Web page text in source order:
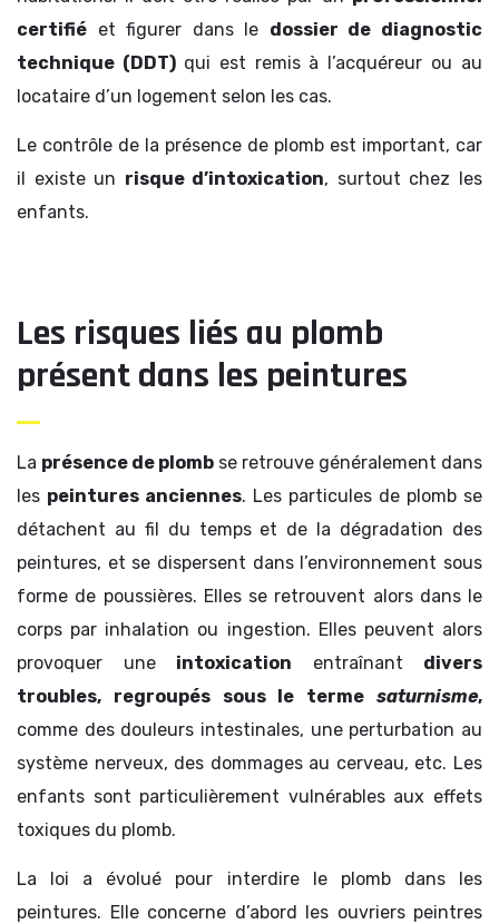
certifié et figurer dans le dossier de diagnostic
technique (DDT) qui est remis à l’acquéreur ou au
locataire d’un logement selon les cas.
Le contrôle de la présence de plomb est important, car
il existe un risque d’intoxication, surtout chez les
enfants.
Les risques liés au plomb
présent dans les peintures
La présence de plomb se retrouve généralement dans
les peintures anciennes. Les particules de plomb se
détachent au fil du temps et de la dégradation des
peintures, et se dispersent dans l’environnement sous
forme de poussières. Elles se retrouvent alors dans le
corps par inhalation ou ingestion. Elles peuvent alors
provoquer une intoxication entraînant divers
troubles, regroupés sous le terme saturnisme,
comme des douleurs intestinales, une perturbation au
système nerveux, des dommages au cerveau, etc. Les
enfants sont particulièrement vulnérables aux effets
toxiques du plomb.
La loi a évolué pour interdire le plomb dans les
peintures. Elle concerne d’abord les ouvriers peintres